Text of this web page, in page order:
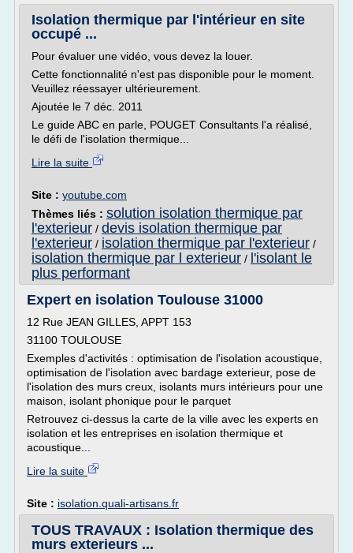
Isolation thermique par l'intérieur en site
occupé ...
Pour évaluer une vidéo, vous devez la louer.
Cette fonctionnalité n'est pas disponible pour le moment.
Veuillez réessayer ultérieurement.
Ajoutée le 7 déc. 2011
Le guide ABC en parle, POUGET Consultants l'a réalisé,
le défi de l'isolation thermique...
Lire la suite
Site : youtube.com
Thèmes liés : solution isolation thermique par
l'exterieur / devis isolation thermique par
l'exterieur / isolation thermique par l'exterieur /
isolation thermique par l exterieur / l'isolant le
plus performant
Expert en isolation Toulouse 31000
12 Rue JEAN GILLES, APPT 153
31100 TOULOUSE
Exemples d'activités : optimisation de l'isolation acoustique,
optimisation de l'isolation avec bardage exterieur, pose de
l'isolation des murs creux, isolants murs intérieurs pour une
maison, isolant phonique pour le parquet
Retrouvez ci-dessus la carte de la ville avec les experts en
isolation et les entreprises en isolation thermique et
acoustique...
Lire la suite
Site : isolation.quali-artisans.fr
TOUS TRAVAUX : Isolation thermique des
murs exterieurs ...